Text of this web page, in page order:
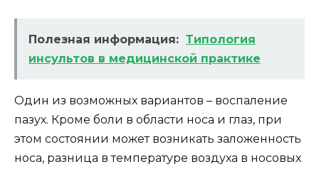
Полезная информация: Типология
инсультов в медицинской практике
Один из возможных вариантов – воспаление
пазух. Кроме боли в области носа и глаз, при
этом состоянии может возникать заложенность
носа, разница в температуре воздуха в носовых